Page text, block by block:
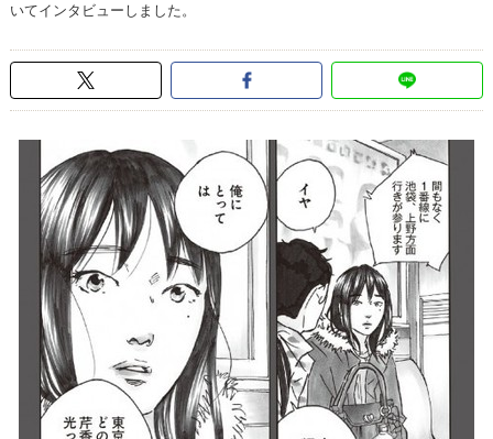
いてインタビューしました。